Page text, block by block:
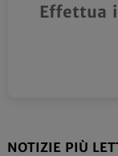
Effettua
NOTIZIE PIÙ